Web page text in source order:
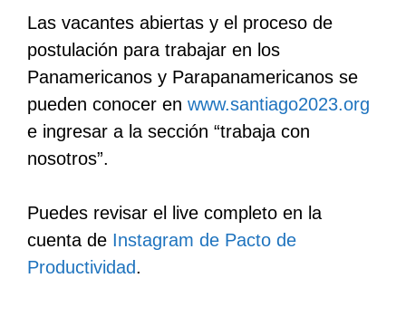
Las vacantes abiertas y el proceso de
postulación para trabajar en los
Panamericanos y Parapanamericanos se
pueden conocer en www.santiago2023.org
e ingresar a la sección “trabaja con
nosotros”.
Puedes revisar el live completo en la
cuenta de Instagram de Pacto de
Productividad.